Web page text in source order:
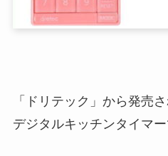
「ドリテック」から発売
デジタルキッチンタイマー